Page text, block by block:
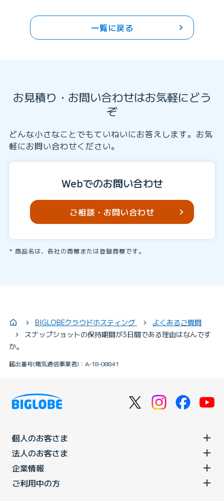
一覧に戻る
お見積り・お問い合わせはお気軽にどう
ぞ
どんな小さなことでもていねいにお答えします。お気
軽にお問い合わせください。
Webでのお問い合わせ
ご相談・お問い合わせ
商品名は、各社の商標または登録商標です。
BIGLOBEクラウドホスティング
よくあるご質問
スナップショットの保持期間が3日間である理由はなんです
か。
届出番号(電気通信事業者)：A-18-08841
個人のお客さま
法人のお客さま
企業情報
ご利用中の方